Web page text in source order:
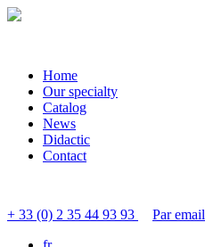
Home
Our specialty
Catalog
News
Didactic
Contact
+ 33 (0) 2 35 44 93 93
Par email